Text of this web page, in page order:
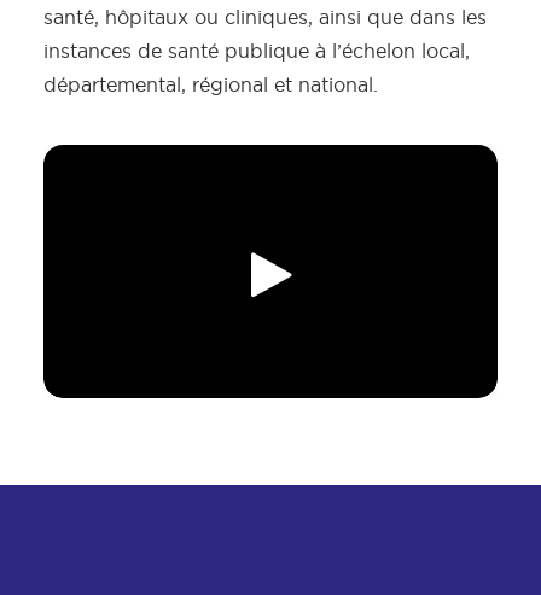
santé, hôpitaux ou cliniques, ainsi que dans les
instances de santé publique à l’échelon local,
départemental, régional et national.